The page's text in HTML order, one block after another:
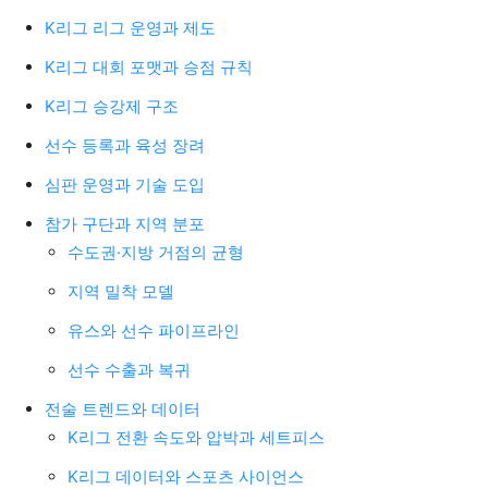
K리그 리그 운영과 제도
K리그 대회 포맷과 승점 규칙
K리그 승강제 구조
선수 등록과 육성 장려
심판 운영과 기술 도입
참가 구단과 지역 분포
수도권·지방 거점의 균형
지역 밀착 모델
유스와 선수 파이프라인
선수 수출과 복귀
전술 트렌드와 데이터
K리그 전환 속도와 압박과 세트피스
K리그 데이터와 스포츠 사이언스